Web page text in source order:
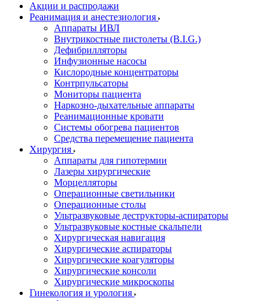
Акции и распродажи
Реанимация и анестезиология
Аппараты ИВЛ
Внутрикостные пистолеты (B.I.G.)
Дефибрилляторы
Инфузионные насосы
Кислородные концентраторы
Контрпульсаторы
Мониторы пациента
Наркозно-дыхательные аппараты
Реанимационные кровати
Системы обогрева пациентов
Средства перемещение пациента
Хирургия
Аппараты для гипотермии
Лазеры хирургические
Морцелляторы
Операционные светильники
Операционные столы
Ультразвуковые деструкторы-аспираторы
Ультразвуковые костные скальпели
Хирургическая навигация
Хирургические аспираторы
Хирургические коагуляторы
Хирургические консоли
Хирургические микроскопы
Гинекология и урология